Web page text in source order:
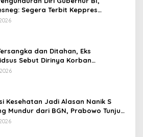
Segera Terbit Keppres
dengan Hormat
dan Ditahan, Eks
Sebut Dirinya Korban
Kesehatan Jadi Alasan Nanik S
Mundur dari BGN, Prabowo Tunjuk
Sudaryono